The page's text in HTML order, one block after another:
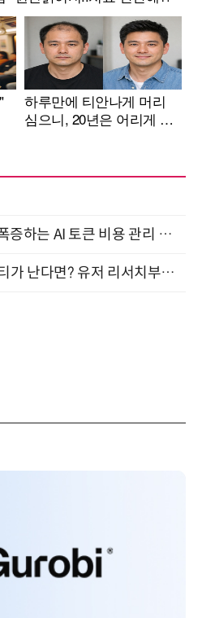
"AI 핀옵스 실전 세미나: 폭증하는 AI 토큰 비용 관리 전략" 8월 21일 개최
그럴듯하지만 AI가 만든 티가 난다면? 유저 리서치부터 배포까지! (9/15)